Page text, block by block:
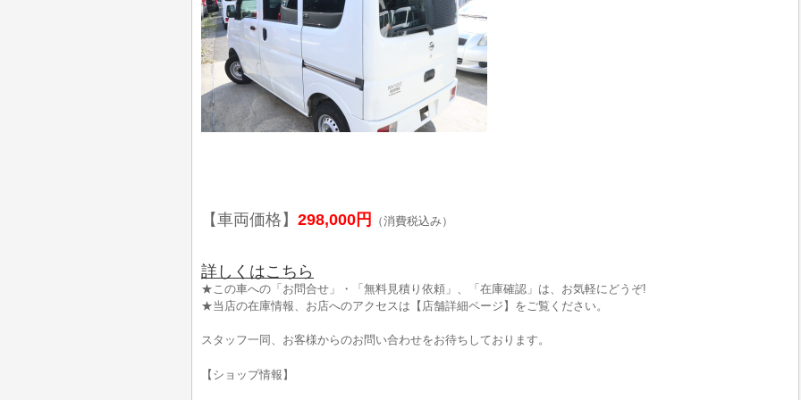
【車両価格】 298,000円 （消費税込み）
詳しくはこちら
★この車への「お問合せ」・「無料見積り依頼」、「在庫確認」は、お気軽にどうぞ!
★当店の在庫情報、お店へのアクセスは【店舗詳細ページ】をご覧ください。
スタッフ一同、お客様からのお問い合わせをお待ちしております。
【ショップ情報】